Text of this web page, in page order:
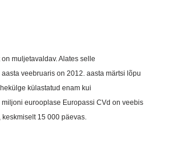
muljetavaldav. Alates selle
veebruaris on 2012. aasta märtsi lõpu
külastatud enam kui
eurooplase Europassi CVd on veebis
15 000 päevas.